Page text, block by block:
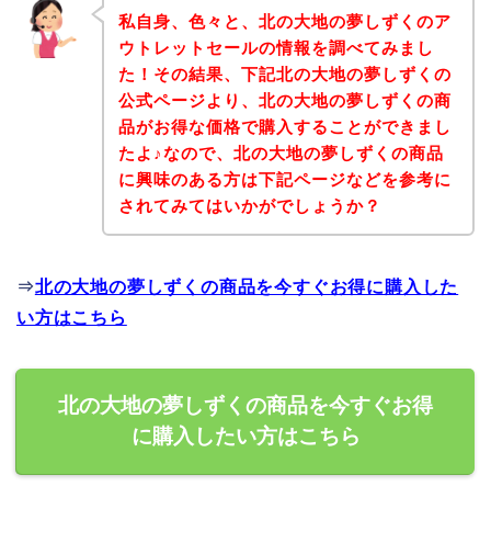
私自身、色々と、北の大地の夢しずくのア
ウトレットセールの情報を調べてみまし
た！その結果、下記北の大地の夢しずくの
公式ページより、北の大地の夢しずくの商
品がお得な価格で購入することができまし
たよ♪なので、北の大地の夢しずくの商品
に興味のある方は下記ページなどを参考に
されてみてはいかがでしょうか？
⇒北の大地の夢しずくの商品を今すぐお得に購入した
い方はこちら
北の大地の夢しずくの商品を今すぐお得
に購入したい方はこちら